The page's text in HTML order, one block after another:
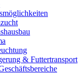
& Futtertransport